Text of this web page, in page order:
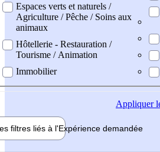
Espaces verts et naturels /
Agriculture / Pêche / Soins aux
animaux
Hôtellerie - Restauration /
Tourisme / Animation
Immobilier
Appliquer
filtres liés à l'Expérience demandée